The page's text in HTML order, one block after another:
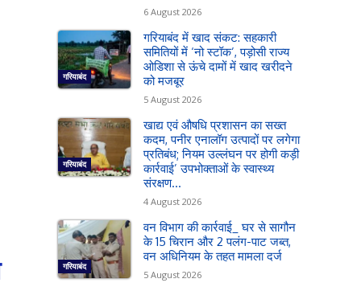
6 August 2026
गरियाबंद
गरियाबंद में खाद संकट: सहकारी
समितियों में ‘नो स्टॉक’, पड़ोसी राज्य
ओडिशा से ऊंचे दामों में खाद खरीदने
को मजबूर
5 August 2026
गरियाबंद
खाद्य एवं औषधि प्रशासन का सख्त
कदम, पनीर एनालॉग उत्पादों पर लगेगा
प्रतिबंध; नियम उल्लंघन पर होगी कड़ी
कार्रवाई’ उपभोक्ताओं के स्वास्थ्य
संरक्षण...
4 August 2026
गरियाबंद
वन विभाग की कार्रवाई_ घर से सागौन
के 15 चिरान और 2 पलंग-पाट जब्त,
वन अधिनियम के तहत मामला दर्ज
5 August 2026